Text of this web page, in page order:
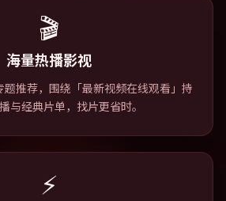
🎬
海量热播影视
推荐，围绕「最新视频在线观看」持
与经典片单，找片更省时。
⚡